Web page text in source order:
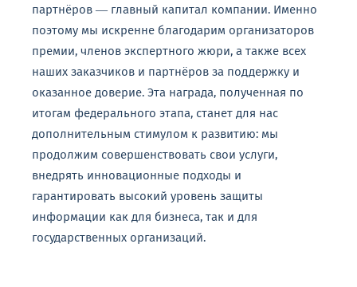
партнёров— главный капитал компании. Именно
поэтому мы искренне благодарим организаторов
премии,членовэкспертного жюри,атакже всех
нашихзаказчиков и партнёровза поддержку и
оказанноедоверие.Эта награда, полученная по
итогам федерального этапа, станетдля нас
дополнительным стимулом к развитию: мы
продолжим совершенствовать свои услуги,
внедрять инновационные подходы и
гарантировать высокий уровеньзащиты
информации какдля бизнеса,так и для
государственных организаций.